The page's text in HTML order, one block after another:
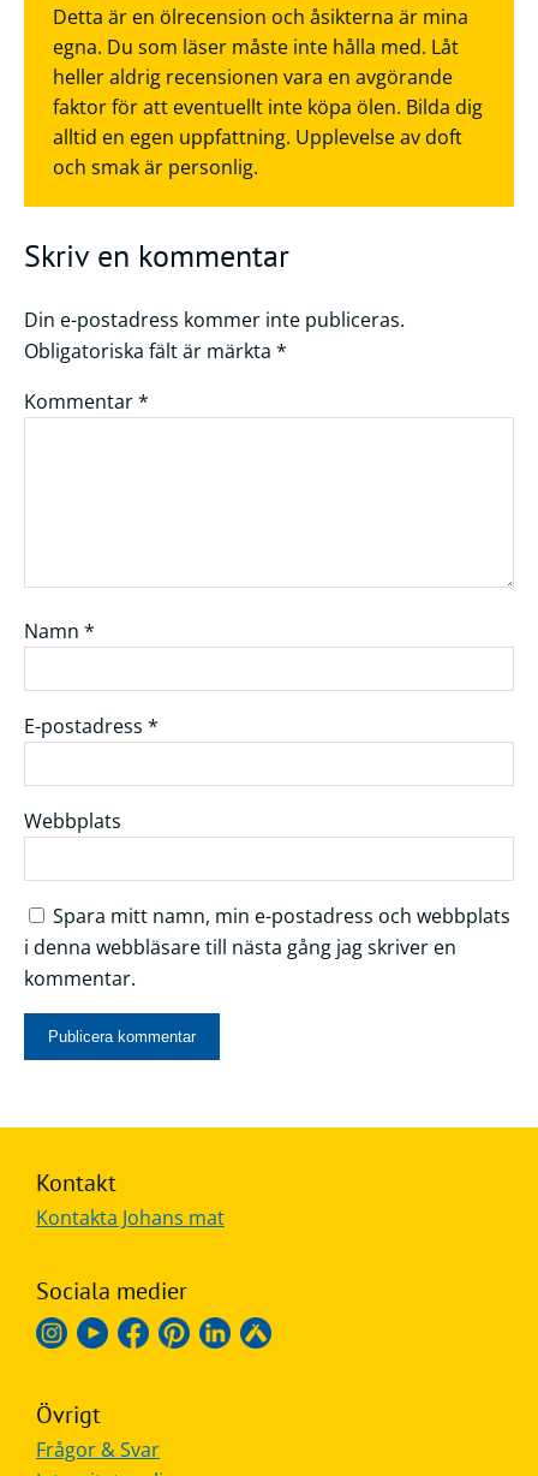
Detta är en ölrecension och åsikterna är mina
egna. Du som läser måste inte hålla med. Låt
heller aldrig recensionen vara en avgörande
faktor för att eventuellt inte köpa ölen. Bilda dig
alltid en egen uppfattning. Upplevelse av doft
och smak är personlig.
Skriv en kommentar
Din e-postadress kommer inte publiceras.
Obligatoriska fält är märkta *
Kommentar*
Namn *
E-postadress *
Webbplats
Spara mitt namn, min e-postadress och webbplats
i denna webbläsare till nästa gång jag skriver en
kommentar.
Kontakt
Kontakta Johans mat
Sociala medier
Övrigt
Frågor & Svar